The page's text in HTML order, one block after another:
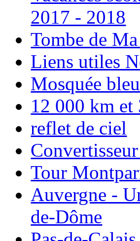
2017 - 2018
Tombe de
Liens utiles
Mosquée
12 000 km
reflet de ciel
Tour
Auvergne -
de-Dôme